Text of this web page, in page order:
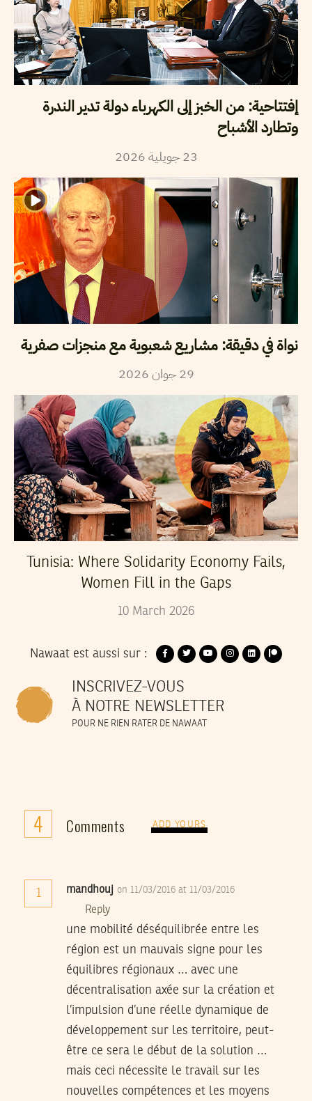
إفتتاحية: من الخبز إلى الكهرباء دولة تدير الندرة
وتطارد الأشباح
23 جويلية2026
نواة في دقيقة: مشاريع شعبوية مع منجزات صفرية
29 جوان2026
Tunisia: Where Solidarity Economy Fails,
Women Fill in the Gaps
10 March 2026
Nawaat est aussi sur :
INSCRIVEZ-VOUS
À NOTRE NEWSLETTER
POUR NE RIEN RATER DE NAWAAT
4 Comments ADD YOURS
1 mandhouj on 11/03/2016 at 11/03/2016
Reply
une mobilité déséquilibrée entre les
région est un mauvais signe pour les
équilibres régionaux … avec une
décentralisation axée sur la création et
l’impulsion d’une réelle dynamique de
développement sur les territoire, peut-
être ce sera le début de la solution …
mais ceci nécessite le travail sur les
nouvelles compétences et les moyens